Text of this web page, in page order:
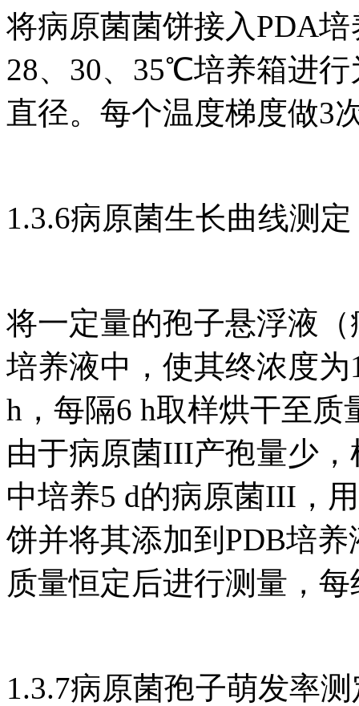
将病原菌菌饼接入PDA
28、30、35℃培养箱进
直径。每个温度梯度做3
1.3.6病原菌生长曲线测定
将一定量的孢子悬浮液
培养液中，使其终浓度
h，每隔6 h取样烘干至
由于病原菌III产孢量少
中培养5 d的病原菌III，
饼并将其添加到PDB培
质量恒定后进行测量，
1.3.7病原菌孢子萌发率